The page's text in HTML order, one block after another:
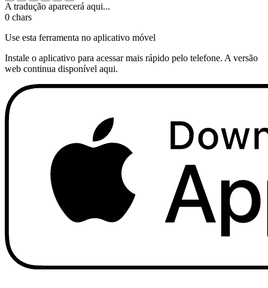
A tradução aparecerá aqui...
0 chars
Use esta ferramenta no aplicativo móvel
Instale o aplicativo para acessar mais rápido pelo telefone. A versão
web continua disponível aqui.